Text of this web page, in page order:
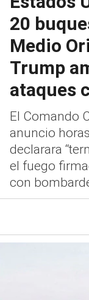
20
Medio
Trump
ataques
El Comando
anuncio
declarara
el fuego
con